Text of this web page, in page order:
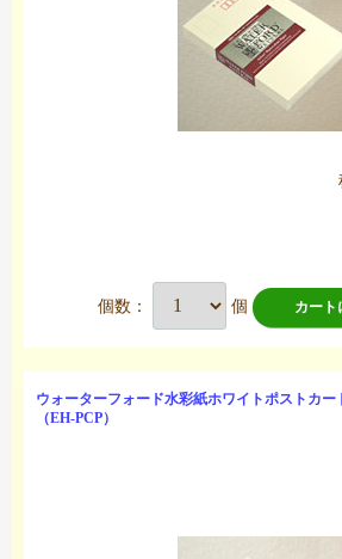
個数： 個 カート
ウォーターフォード水彩紙ホワイトポストカー
（EH-PCP）